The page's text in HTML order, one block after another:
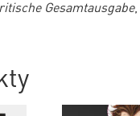
Gesamtausgabe,